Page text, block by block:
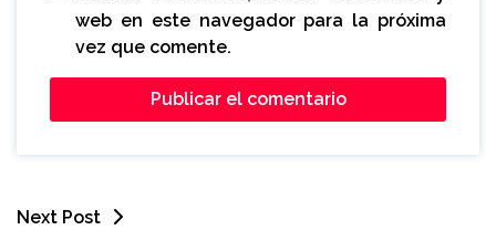
web en este navegador para la próxima
vez que comente.
Next Post